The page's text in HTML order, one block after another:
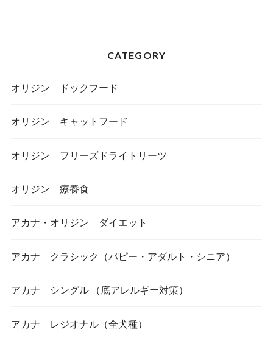
CATEGORY
オリジン ドックフード
オリジン キャットフード
オリジン フリーズドライトリーツ
オリジン 療養食
アカナ・オリジン ダイエット
アカナ クラシック（パピー・アダルト・シニア）
アカナ シングル （底アレルギー対策）
アカナ レジオナル（全犬種）